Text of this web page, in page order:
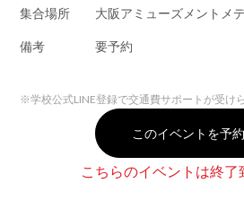
集合場所
大阪アミューズメントメ
備考
要予約
※学校公式LINE登録で交通費サポートが受け
このイベントを予
こちらのイベントは終了